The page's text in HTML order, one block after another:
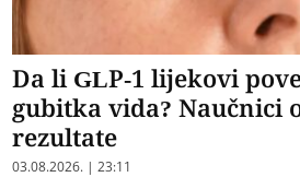
Da li GLP-1 lijekovi
gubitka vida? Naučnici
rezultate
03.08.2026. | 23:11